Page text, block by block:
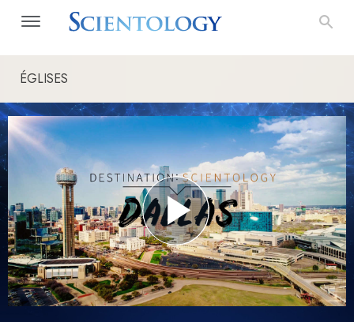
ÉGLISES